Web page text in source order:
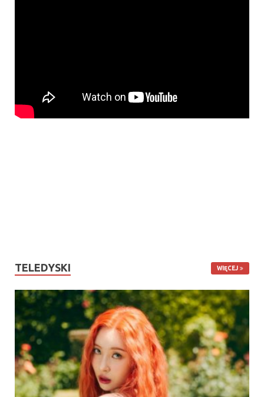
TELEDYSKI WIĘCEJ